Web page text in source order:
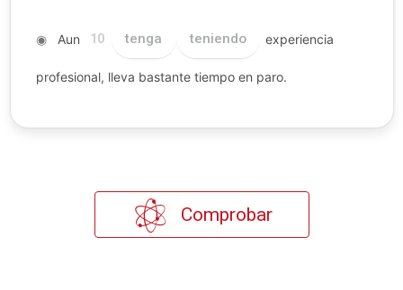
◉Aun 10 tenga teniendo experiencia
profesional, lleva bastante tiempo en paro.
Comprobar